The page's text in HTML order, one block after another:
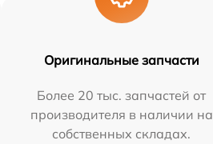
Оригинальные запчасти
Более 20 тыс. запчастей от
производителя в наличии на
собственных складах.